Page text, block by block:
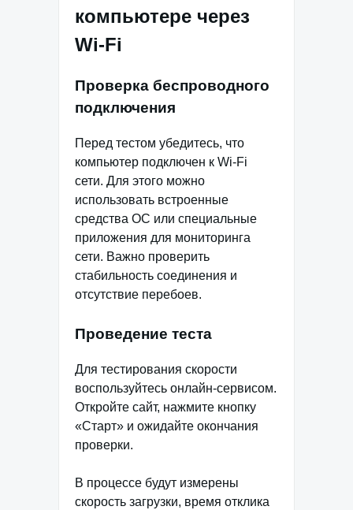
компьютере через
Wi-Fi
Проверка беспроводного
подключения
Перед тестом убедитесь, что
компьютер подключен к Wi-Fi
сети. Для этого можно
использовать встроенные
средства ОС или специальные
приложения для мониторинга
сети. Важно проверить
стабильность соединения и
отсутствие перебоев.
Проведение теста
Для тестирования скорости
воспользуйтесь онлайн-сервисом.
Откройте сайт, нажмите кнопку
«Старт» и ожидайте окончания
проверки.
В процессе будут измерены
скорость загрузки, время отклика